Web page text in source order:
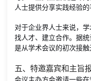
人士提供分享实践经验的
对于企业界人士来说，
找人才、建立合作。据
是从学术会议的初次接触
五、特邀嘉宾和主旨
会议主办方会邀请一些